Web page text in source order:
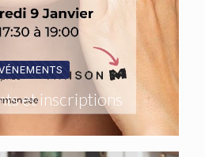
et inscriptions